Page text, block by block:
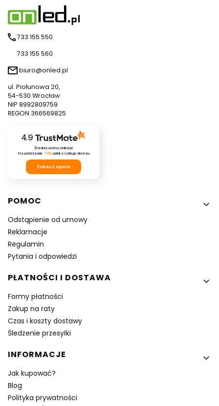
733 155 550
733 155 560
biuro@onled.pl
ul. Piołunowa 20,
54-530 Wrocław
NIP 8992809759
REGON 366569825
4.9
Średnia ocena onled.pl
Na podstawie 1199opinii z całego okresu
Zobacz opinie
Linki w stopce
POMOC
Odstąpienie od umowy
Reklamacje
Regulamin
Pytania i odpowiedzi
PŁATNOŚCI I DOSTAWA
Formy płatności
Zakup na raty
Czas i koszty dostawy
Śledzenie przesyłki
INFORMACJE
Jak kupować?
Blog
Polityka prywatności